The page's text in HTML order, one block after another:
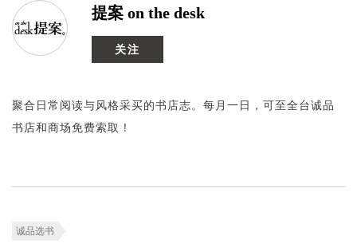
提案 on the desk
关注
聚合日常阅读与风格采买的书店志。每月一日，可至全台诚品
书店和商场免费索取！
诚品选书